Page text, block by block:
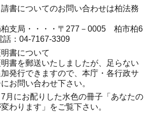
書についてのお問い合わせは柏法務
柏支局・・・・〒277－0005 柏市柏6
：04-7167-3309
書について
書を郵送いたしましたが、足らない
発行できますので、本庁・各行政サ
お問い合わせ下さい。
月にお配りした水色の冊子「あなたの
わります」をご覧下さい。